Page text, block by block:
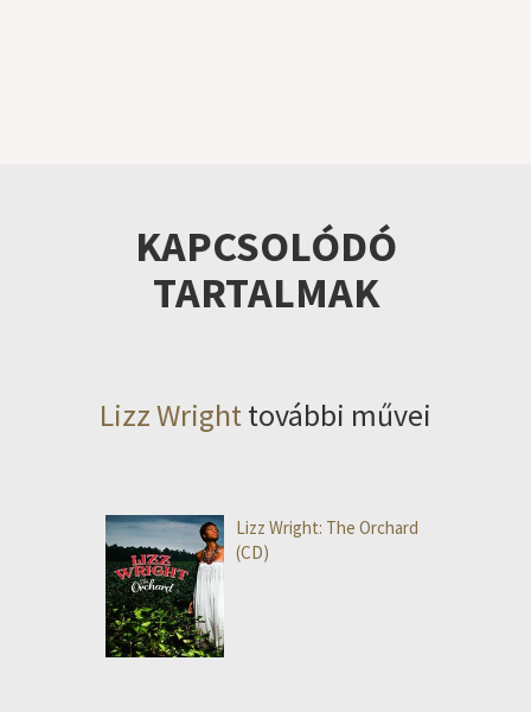
KAPCSOLÓDÓ
TARTALMAK
Lizz Wrighttovábbi művei
Lizz Wright: The Orchard
(CD)